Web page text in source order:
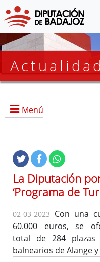
Actualidad
Menú
Noticias
Lista
de
distribución
La Diputación
‘Programa de
02-03-2023 Con una
60.000 euros, se
total de 284 plazas
balnearios de Alange y